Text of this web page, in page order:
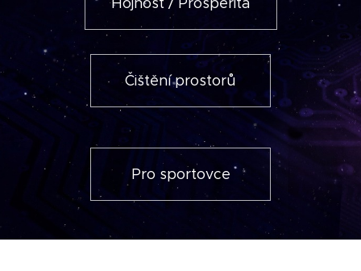
Čištění prostorů
Pro sportovce